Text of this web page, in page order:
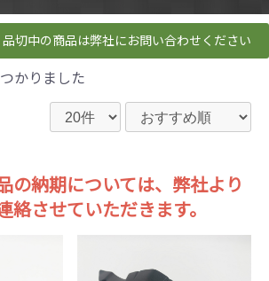
品切中の商品は弊社にお問い合わせください
かりました
の納期については、弊社より
絡させていただきます。